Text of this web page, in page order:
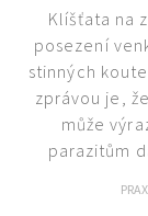
Klíšťata na
posezení
stinných
zprávou je,
může
parazitům